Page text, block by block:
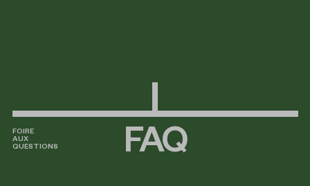
FOIRE
AUX
QUESTIONS
FAQ